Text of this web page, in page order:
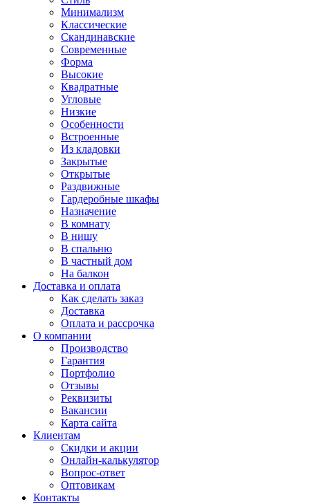
Минимализм
Классические
Скандинавские
Современные
Форма
Высокие
Квадратные
Угловые
Низкие
Особенности
Встроенные
Из кладовки
Закрытые
Открытые
Раздвижные
Гардеробные шкафы
Назначение
В комнату
В нишу
В спальню
В частный дом
На балкон
Доставка и оплата
Как сделать заказ
Доставка
Оплата и рассрочка
О компании
Производство
Гарантия
Портфолио
Отзывы
Реквизиты
Вакансии
Карта сайта
Клиентам
Скидки и акции
Онлайн-калькулятор
Вопрос-ответ
Оптовикам
Контакты